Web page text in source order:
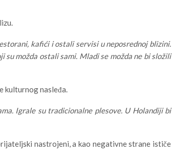
kafići i ostali servisi u neposrednoj blizini.
možda ostali sami. Mladi se možda ne bi složili
kulturnog nasleđa.
Igrale su tradicionalne plesove. U Holandiji bi
nastrojeni, a kao negativne strane ističe